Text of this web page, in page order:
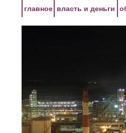
главное власть и деньги